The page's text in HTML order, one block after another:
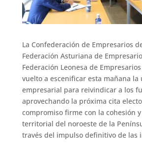
La Confederación de Empresarios
Federación Asturiana de
Federación Leonesa de Empresarios
vuelto a escenificar esta mañana la
empresarial para reivindicar a los
aprovechando la próxima cita
compromiso firme con la cohesión
territorial del noroeste de la
través del impulso definitivo de las